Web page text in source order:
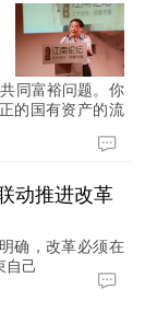
同富裕问题。你
的国有资产的流
动推进改革
确，改革必须在
自己